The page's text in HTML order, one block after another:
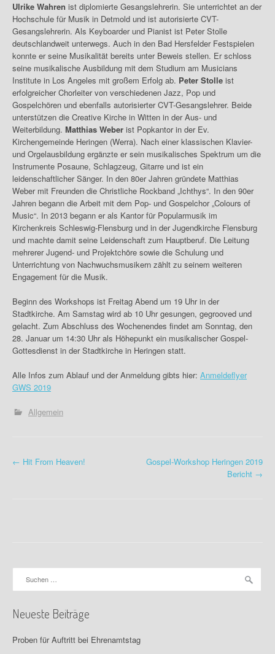
Ulrike Wahren ist diplomierte Gesangslehrerin. Sie unterrichtet an der
Hochschule für Musik in Detmold und ist autorisierte CVT-
Gesangslehrerin. Als Keyboarder und Pianist ist Peter Stolle
deutschlandweit unterwegs. Auch in den Bad Hersfelder Festspielen
konnte er seine Musikalität bereits unter Beweis stellen. Er schloss
seine musikalische Ausbildung mit dem Studium am Musicians
Institute in Los Angeles mit großem Erfolg ab. Peter Stolle ist
erfolgreicher Chorleiter von verschiedenen Jazz, Pop und
Gospelchören und ebenfalls autorisierter CVT-Gesangslehrer. Beide
unterstützen die Creative Kirche in Witten in der Aus- und
Weiterbildung. Matthias Weber ist Popkantor in der Ev.
Kirchengemeinde Heringen (Werra). Nach einer klassischen Klavier-
und Orgelausbildung ergänzte er sein musikalisches Spektrum um die
Instrumente Posaune, Schlagzeug, Gitarre und ist ein
leidenschaftlicher Sänger. In den 80er Jahren gründete Matthias
Weber mit Freunden die Christliche Rockband „Ichthys“. In den 90er
Jahren begann die Arbeit mit dem Pop- und Gospelchor „Colours of
Music“. In 2013 begann er als Kantor für Popularmusik im
Kirchenkreis Schleswig-Flensburg und in der Jugendkirche Flensburg
und machte damit seine Leidenschaft zum Hauptberuf. Die Leitung
mehrerer Jugend- und Projektchöre sowie die Schulung und
Unterrichtung von Nachwuchsmusikern zählt zu seinem weiteren
Engagement für die Musik.
Beginn des Workshops ist Freitag Abend um 19 Uhr in der
Stadtkirche. Am Samstag wird ab 10 Uhr gesungen, gegrooved und
gelacht. Zum Abschluss des Wochenendes findet am Sonntag, den
28. Januar um 14:30 Uhr als Höhepunkt ein musikalischer Gospel-
Gottesdienst in der Stadtkirche in Heringen statt.
Alle Infos zum Ablauf und der Anmeldung gibts hier: Anmeldeflyer
GWS 2019
Allgemein
P
v
i
g
← Hit From Heaven!
Gospel-Workshop Heringen 2019
Bericht →
nach:
Neueste Beiträge
Proben für Auftritt bei Ehrenamtstag